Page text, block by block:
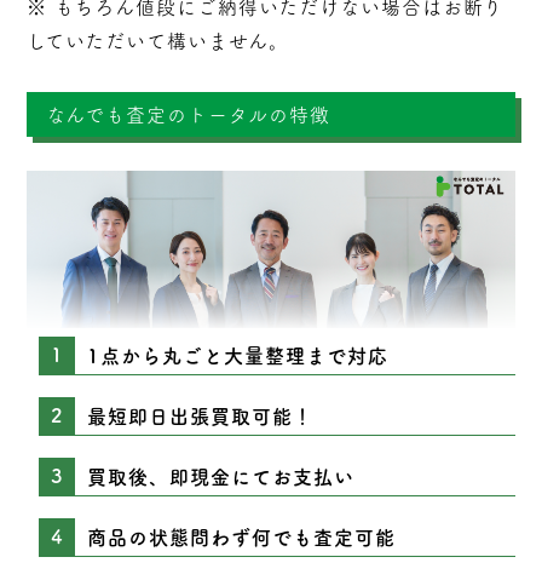
※ もちろん値段にご納得いただけない場合はお断り
していただいて構いません。
なんでも査定のトータルの特徴
1点から丸ごと大量整理まで対応
最短即日出張買取可能！
買取後、即現金にてお支払い
商品の状態問わず何でも査定可能